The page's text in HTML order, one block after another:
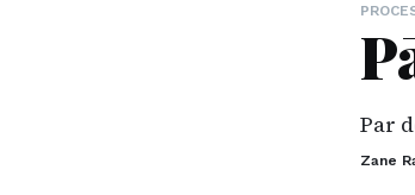
Par
Zane